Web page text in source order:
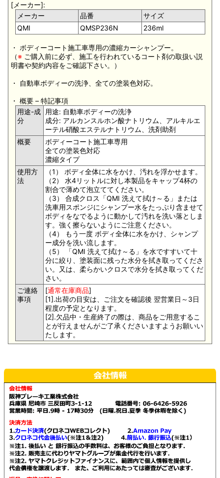
[メーカー]:
メーカー
品番
サイズ
QMI
QMSP236N 236ml
・ ボディーコート施工車専用の濃縮カーシャンプー。
（※ ご購入前に必ず、施工を行われているコート剤の取扱い説
明書や契約内容をご確認下さい。）
・ 自動車ボディーの洗浄、全ての塗装色対応。
・ 概要 – 特記事項
用途-成
分
用途: 自動車ボディーの洗浄
成分: アルカンスルホン酸ナトリウム、アルキルエ
ーテル硝酸エステルナトリウム、洗剤助剤
概要
ボディーコート施工車専用
全ての塗装色対応
濃縮タイプ
使用方
法
（1） ボディ全体に水をかけ、汚れを浮かせます。
（2） 水4リットルに対し本製品をキャップ4杯の
割合で薄めて泡立ててください。
（3） 合成クロス「QMI 洗えて拭け～る」または
洗車用スポンジにシャンプー水をたっぷり含ませて
ボディをなでるように動かして汚れを洗い落としま
す。強く擦らないようにご注意ください。
（4） もう一度 ボディ全体に水をかけ、シャンプ
ー成分を洗い流します。
（5） 「QMI 洗えて拭け～る」を水ですすいて十
分に絞り、塗装面に残った水分を拭き取ってくださ
い。又は、柔らかいクロスで水分を拭き取ってくだ
さい。
ご連絡
事項
[通常在庫商品]
[1].出荷の目安は、ご注文を確認後 翌営業日～3日
程度の予定となります。
[2].欠品中・生産終了の際は、商品をご用意するこ
とが行えませんがご了承くださいますようお願いい
たします。